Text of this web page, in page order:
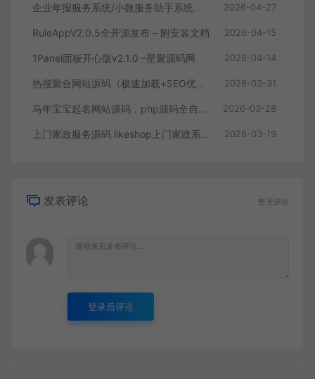
企业年报服务系统/小微服务助手系统电销年报系统企业年审企业申请管理 2026-04-27
RuleAppV2.0.5全开源发布 – 附安装文档 2026-04-15
1Panel面板开心版v2.1.0 –星聚源码网 2026-04-14
热搜聚合网站源码（极速加载+SEO优化+全功能完整版） 2026-03-31
马年宝宝起名网站源码，php源码全自动运营好项目 2026-03-28
上门家政服务源码 likeshop上门家政系统开源版源码 2026-03-19
发表评论 暂无评论
登录后评论